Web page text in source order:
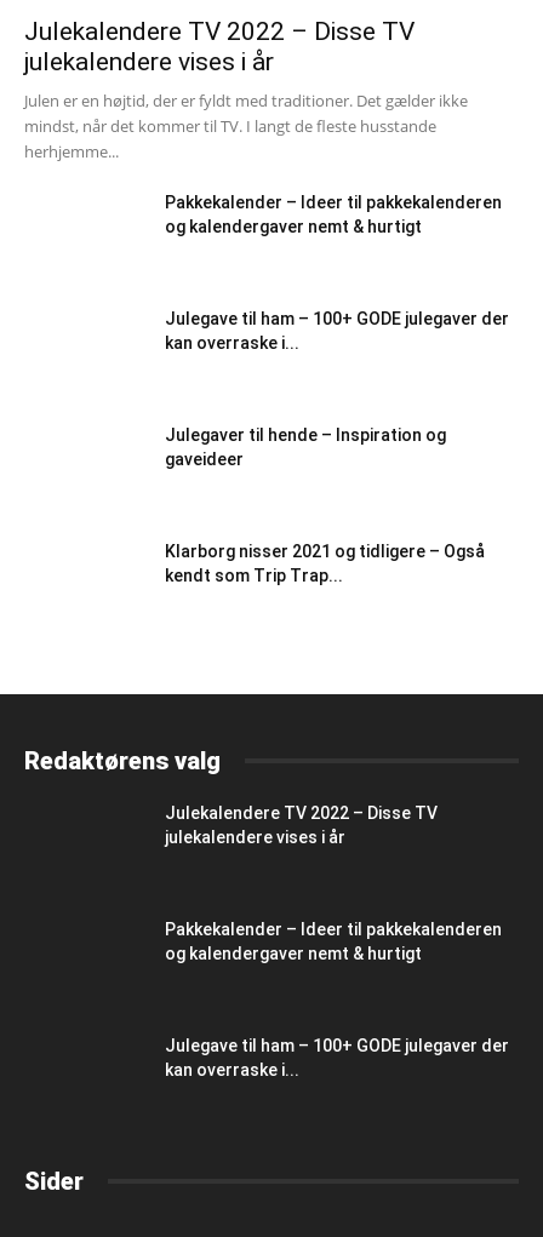
Julekalendere TV 2022 – Disse TV
julekalendere vises i år
Julen er en højtid, der er fyldt med traditioner. Det gælder ikke
mindst, når det kommer til TV. I langt de fleste husstande
herhjemme...
Pakkekalender – Ideer til pakkekalenderen
og kalendergaver nemt & hurtigt
Julegave til ham – 100+ GODE julegaver der
kan overraske i...
Julegaver til hende – Inspiration og
gaveideer
Klarborg nisser 2021 og tidligere – Også
kendt som Trip Trap...
Redaktørens valg
Julekalendere TV 2022 – Disse TV
julekalendere vises i år
Pakkekalender – Ideer til pakkekalenderen
og kalendergaver nemt & hurtigt
Julegave til ham – 100+ GODE julegaver der
kan overraske i...
Sider